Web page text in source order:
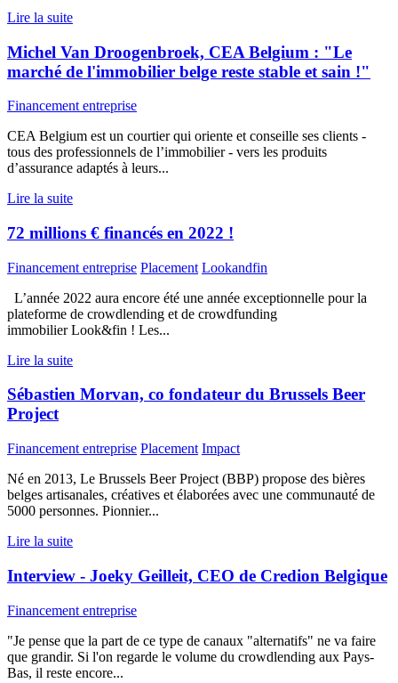
Lire la suite
Michel Van Droogenbroek, CEA Belgium : "Le
marché de l'immobilier belge reste stable et sain !"
Financement entreprise
CEA Belgium est un courtier qui oriente et conseille ses clients -
tous des professionnels de l’immobilier - vers les produits
d’assurance adaptés à leurs...
Lire la suite
72 millions € financés en 2022 !
Financement entreprise Placement Lookandfin
L’année 2022 aura encore été une année exceptionnelle pour la
plateforme de crowdlending et de crowdfunding
immobilier Look&fin ! Les...
Lire la suite
Sébastien Morvan, co fondateur du Brussels Beer
Project
Financement entreprise Placement Impact
Né en 2013, Le Brussels Beer Project (BBP) propose des bières
belges artisanales, créatives et élaborées avec une communauté de
5000 personnes. Pionnier...
Lire la suite
Interview - Joeky Geilleit, CEO de Credion Belgique
Financement entreprise
"Je pense que la part de ce type de canaux "alternatifs" ne va faire
que grandir. Si l'on regarde le volume du crowdlending aux Pays-
Bas, il reste encore...